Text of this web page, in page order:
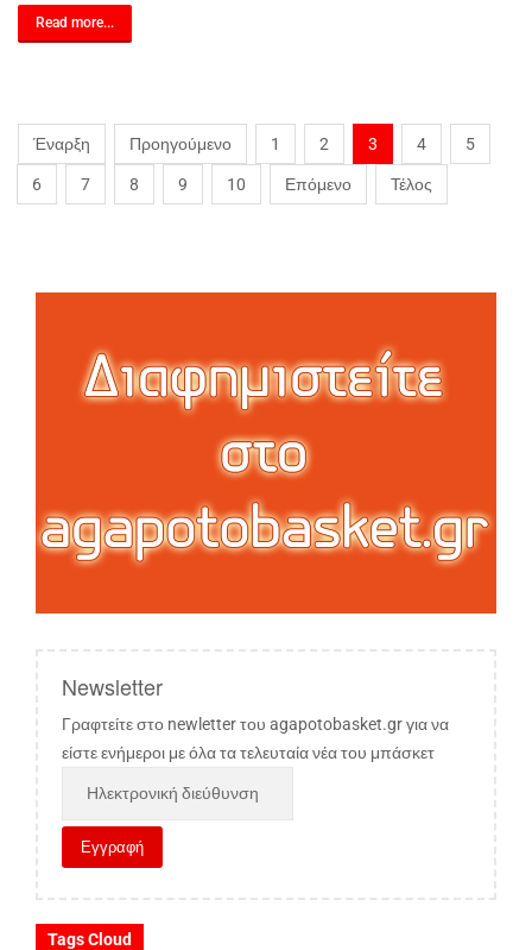
Read more...
Έναρξη Προηγούμενο 1 2 3 4 5
6 7 8 9 10 Επόμενο Τέλος
Newsletter
Γραφτείτε στο newletter του agapotobasket.gr για να
είστε ενήμεροι με όλα τα τελευταία νέα του μπάσκετ
Tags Cloud